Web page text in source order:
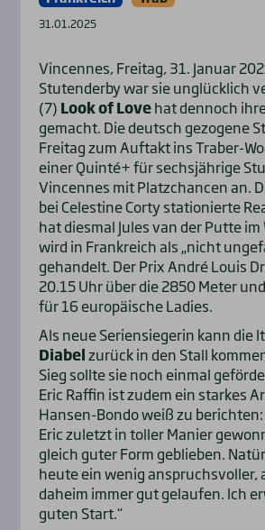
31.01.2025
Vincennes, Freitag, 31. Januar
Stutenderby war sie unglücklich
(7) Look of Lovehat dennoch
gemacht. Die deutsch gezogene
Freitag zum Auftakt ins Traber-
einer Quinté+ für sechsjährige
Vincennes mit Platzchancen an.
bei Celestine Corty stationierte
hat diesmal Jules van der Putte im
wird in Frankreich als „nicht
gehandelt. Der Prix André Louis
20.15 Uhr über die 2850 Meter
für 16 europäische Ladies.
Als neue Seriensiegerin kann die
Diabelzurück in den Stall
Sieg sollte sie noch einmal
Eric Raffin ist zudem ein starkes
Hansen-Bondo weiß zu berichten:
Eric zuletzt in toller Manier
gleich guter Form geblieben.
heute ein wenig anspruchsvoller,
daheim immer gut gelaufen. Ich
guten Start.“